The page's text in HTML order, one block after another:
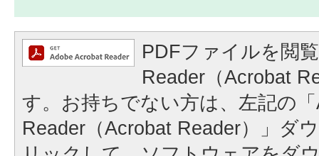
PDFファイルを閲
Reader（Acrobat
す。お持ちでない方は、左記の
Reader（Acrobat Reader）」ダ